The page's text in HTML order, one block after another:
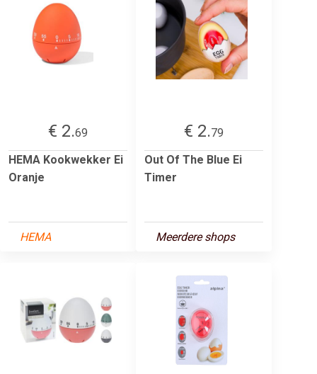
€ 2.69
HEMA Kookwekker Ei
Oranje
HEMA
€ 2.79
Out Of The Blue Ei
Timer
Meerdere shops